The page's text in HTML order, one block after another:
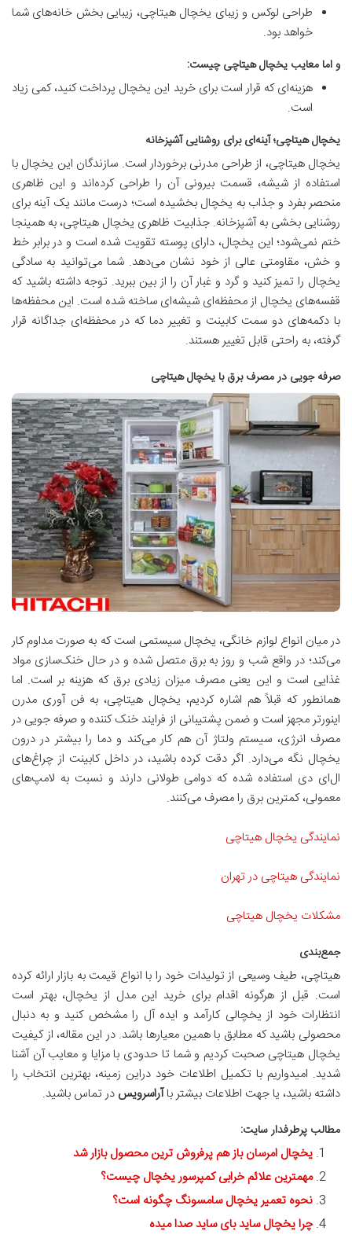
طراحی لوکس و زیبای یخچال هیتاچی، زیبایی بخش خانه‌های شما
خواهد بود.
و اما معایب یخچال هیتاچی چیست:
هزینه‌ای که قرار است برای خرید این یخچال پرداخت کنید، کمی زیاد
است.
یخچال هیتاچی؛ آینه‌ای برای روشنایی آشپزخانه
یخچال هیتاچی، از طراحی مدرنی برخوردار است. سازندگان این یخچال با
استفاده از شیشه، قسمت بیرونی آن را طراحی کرده‌اند و این ظاهری
منحصر بفرد و جذاب به یخچال بخشیده است؛ درست مانند یک آینه برای
روشنایی بخشی به آشپزخانه. جذابیت ظاهری یخچال هیتاچی، به همینجا
ختم نمی‌شود؛ این یخچال، دارای پوسته تقویت شده است و در برابر خط
و خش، مقاومتی عالی از خود نشان می‌دهد. شما می‌توانید به سادگی
یخچال را تمیز کنید و گرد و غبار آن را از بین ببرید. توجه داشته باشید که
قفسه‌های یخچال از محفظه‌ای شیشه‌ای ساخته شده است. این محفظه‌ها
با دکمه‌های دو سمت کابینت و تغییر دما که در محفظه‌ای جداگانه قرار
گرفته، به راحتی قابل تغییر هستند.
صرفه جویی در مصرف برق با یخچال هیتاچی
در میان انواع لوازم خانگی، یخچال سیستمی است که به صورت مداوم کار
می‌کند؛ در واقع شب و روز به برق متصل شده و در حال خنک‌سازی مواد
غذایی است و این یعنی مصرف میزان زیادی برق که هزینه بر است. اما
همانطور که قبلاً هم اشاره کردیم، یخچال هیتاچی، به فن آوری مدرن
اینورتر مجهز است و ضمن پشتیبانی از فرایند خنک کننده و صرفه جویی در
مصرف انرژی، سیستم ولتاژ آن هم کار می‌کند و دما را بیشتر در درون
یخچال نگه می‌دارد. اگر دقت کرده باشید، در داخل کابینت از چراغ‌های
ال‌ای دی استفاده شده که دوامی طولانی دارند و نسبت به لامپ‌های
معمولی، کمترین برق را مصرف می‌کنند.
نمایندگی یخچال هیتاچی
نمایندگی هیتاچی در تهران
مشکلات یخچال هیتاچی
جمع‌بندی
هیتاچی، طیف وسیعی از تولیدات خود را با انواع قیمت به بازار ارائه کرده
است. قبل از هرگونه اقدام برای خرید این مدل از یخچال، بهتر است
انتظارات خود از یخچالی کارآمد و ایده آل را مشخص کنید و به دنبال
محصولی باشید که مطابق با همین معیارها باشد. در این مقاله، از کیفیت
یخچال هیتاچی صحبت کردیم و شما تا حدودی با مزایا و معایب آن آشنا
شدید. امیدواریم با تکمیل اطلاعات خود دراین زمینه، بهترین انتخاب را
داشته باشید، یا جهت اطلاعات بیشتر باآراسرویس در تماس باشید.
مطالب پرطرفدار سایت:
یخچال امرسان باز هم پرفروش ‌ترین محصول بازار شد
مهمترین علائم خرابی کمپرسور یخچال چیست؟
نحوه تعمیر یخچال سامسونگ چگونه است؟
چرا یخچال ساید بای ساید صدا میده